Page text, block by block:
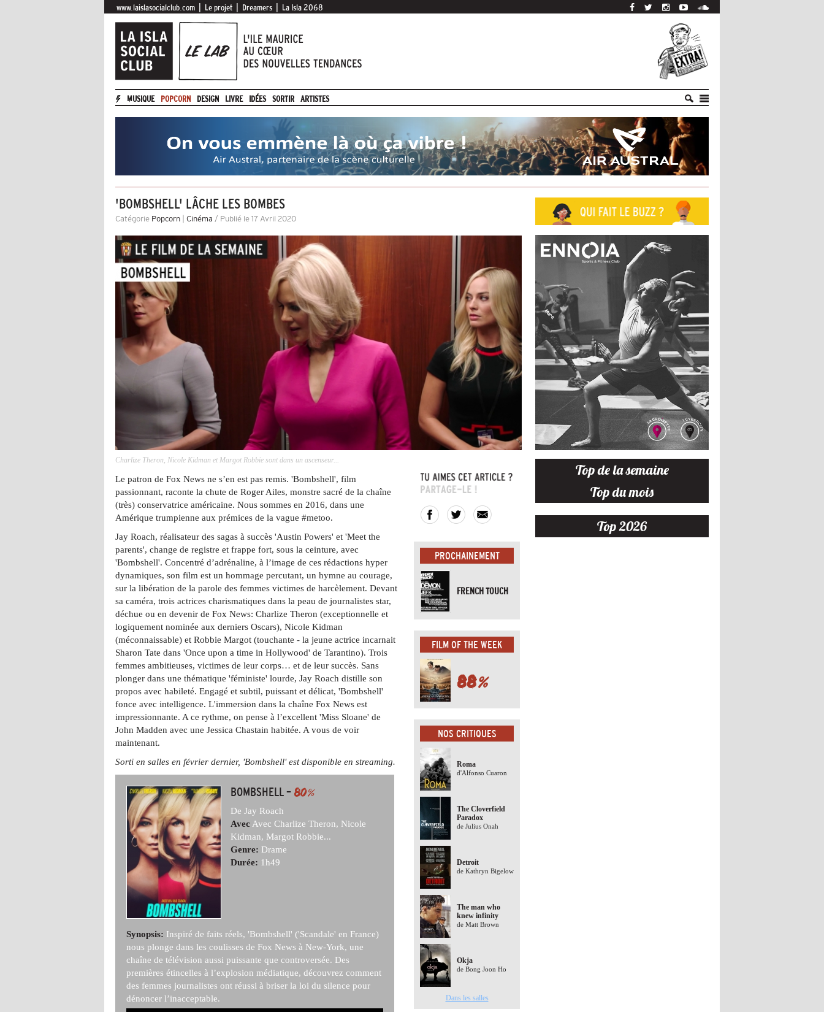
www.laislasocialclub.com Le projet Dreamers La Isla 2068
MUSIQUE POPCORN DESIGN LIVRE IDÉES SORTIR ARTISTES
'BOMBSHELL' LÂCHE LES BOMBES
Catégorie Popcorn Cinéma / Publié le 17 Avril 2020
Charlize Theron, Nicole Kidman et Margot Robbie sont dans un ascenseur...
Le patron de Fox News ne s’en est pas remis. 'Bombshell', film
passionnant, raconte la chute de Roger Ailes, monstre sacré de la chaîne
(très) conservatrice américaine. Nous sommes en 2016, dans une
Amérique trumpienne aux prémices de la vague #metoo.
Jay Roach, réalisateur des sagas à succès 'Austin Powers' et 'Meet the
parents', change de registre et frappe fort, sous la ceinture, avec
'Bombshell'. Concentré d’adrénaline, à l’image de ces rédactions hyper
dynamiques, son film est un hommage percutant, un hymne au courage,
sur la libération de la parole des femmes victimes de harcèlement. Devant
sa caméra, trois actrices charismatiques dans la peau de journalistes star,
déchue ou en devenir de Fox News: Charlize Theron (exceptionnelle et
logiquement nominée aux derniers Oscars), Nicole Kidman
(méconnaissable) et Robbie Margot (touchante - la jeune actrice incarnait
Sharon Tate dans 'Once upon a time in Hollywood' de Tarantino). Trois
femmes ambitieuses, victimes de leur corps… et de leur succès. Sans
plonger dans une thématique 'féministe' lourde, Jay Roach distille son
propos avec habileté. Engagé et subtil, puissant et délicat, 'Bombshell'
fonce avec intelligence. L'immersion dans la chaîne Fox News est
impressionnante. A ce rythme, on pense à l’excellent 'Miss Sloane' de
John Madden avec une Jessica Chastain habitée. A vous de voir
maintenant.
Sorti en salles en février dernier, 'Bombshell' est disponible en streaming.
BOMBSHELL – 80%
De Jay Roach
Avec Avec Charlize Theron, Nicole
Kidman, Margot Robbie...
Genre: Drame
Durée: 1h49
Synopsis: Inspiré de faits réels, 'Bombshell' ('Scandale' en France)
nous plonge dans les coulisses de Fox News à New-York, une
chaîne de télévision aussi puissante que controversée. Des
premières étincelles à l’explosion médiatique, découvrez comment
des femmes journalistes ont réussi à briser la loi du silence pour
dénoncer l’inacceptable.
PROCHAINEMENT
FRENCH TOUCH
FILM OF THE WEEK
88%
NOS CRITIQUES
Roma
d'Alfonso Cuaron
The Cloverfield
Paradox
de Julius Onah
Detroit
de Kathryn Bigelow
The man who
knew infinity
de Matt Brown
Okja
de Bong Joon Ho
Dans les salles
Top de la semaine
Top du mois
Top 2026